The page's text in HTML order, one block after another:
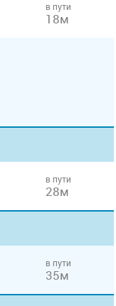
в пути
18м
в пути
28м
в пути
35м